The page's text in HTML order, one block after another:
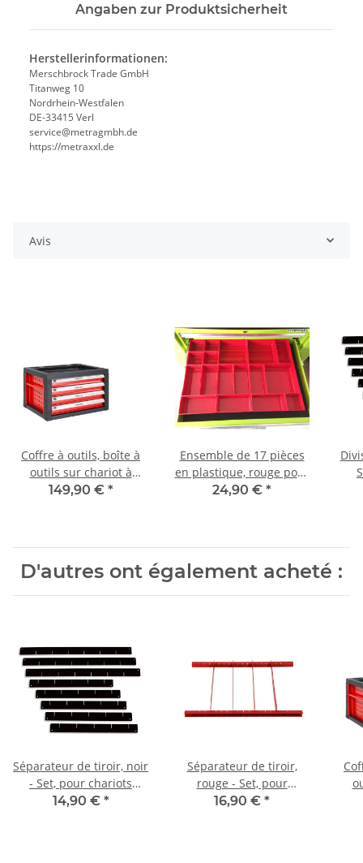
Angaben zur Produktsicherheit
Herstellerinformationen:
Merschbrock Trade GmbH
Titanweg 10
Nordrhein-Westfalen
DE-33415 Verl
service@metragmbh.de
https://metraxxl.de
Avis
Coffre à outils, boîte à
outils sur chariot à
outils, rouge
149,90 € *
Ensemble de 17 pièces
en plastique, rouge pour
tiroirs
24,90 € *
D'autres ont également acheté :
Séparateur de tiroir, noir
- Set, pour chariots
d'atelier
14,90 € *
Séparateur de tiroir,
rouge - Set, pour
chariots d'atelier
16,90 € *